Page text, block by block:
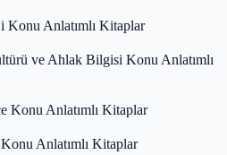
Konu Anlatımlı Kitaplar
ve Ahlak Bilgisi Konu Anlatımlı
Konu Anlatımlı Kitaplar
Anlatımlı Kitaplar